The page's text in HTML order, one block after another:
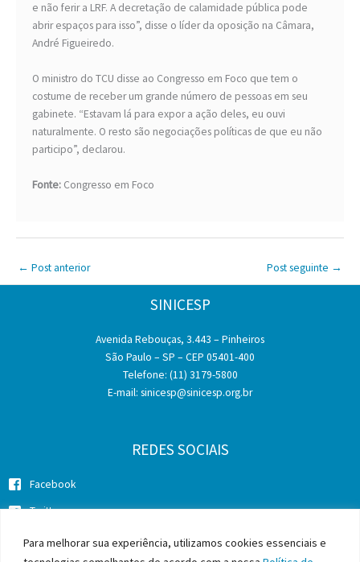
Para melhorar sua experiência, utilizamos cookies essenciais e
e não ferir a LRF. A decretação de calamidade pública pode
abrir espaços para isso”, disse o líder da oposição na Câmara,
André Figueiredo.
O ministro do TCU disse ao Congresso em Foco que tem o
costume de receber um grande número de pessoas em seu
gabinete. “Estavam lá para expor a ação deles, eu ouvi
naturalmente. O resto são negociações políticas de que eu não
participo”, declarou.
Fonte: Congresso em Foco
← Post anterior Post seguinte →
SINICESP
Avenida Rebouças, 3.443 – Pinheiros
São Paulo – SP – CEP 05401-400
Telefone: (11) 3179-5800
E-mail: sinicesp@sinicesp.org.br
REDES SOCIAIS
Facebook
Twitter
Instagram